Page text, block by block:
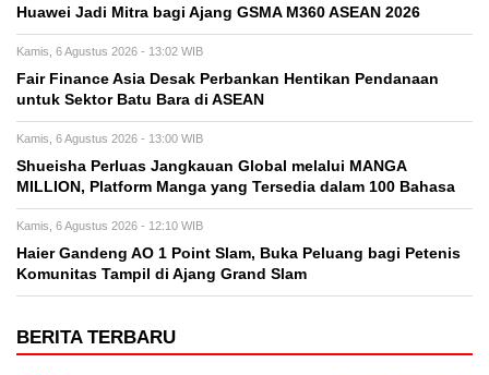
Huawei Jadi Mitra bagi Ajang GSMA M360 ASEAN 2026
Kamis, 6 Agustus 2026 - 13:02 WIB
Fair Finance Asia Desak Perbankan Hentikan Pendanaan
untuk Sektor Batu Bara di ASEAN
Kamis, 6 Agustus 2026 - 13:00 WIB
Shueisha Perluas Jangkauan Global melalui MANGA
MILLION, Platform Manga yang Tersedia dalam 100 Bahasa
Kamis, 6 Agustus 2026 - 12:10 WIB
Haier Gandeng AO 1 Point Slam, Buka Peluang bagi Petenis
Komunitas Tampil di Ajang Grand Slam
BERITA TERBARU